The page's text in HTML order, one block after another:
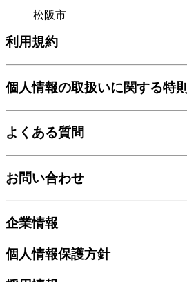
松阪市
利用規約
個人情報の取扱いに関する特則
よくある質問
お問い合わせ
企業情報
個人情報保護方針